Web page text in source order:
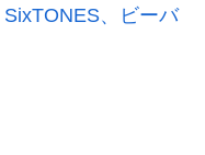
、ビーバ